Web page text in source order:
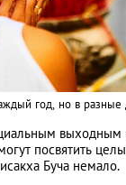
год, но в разные
выходным
посвятить
Буча немало.